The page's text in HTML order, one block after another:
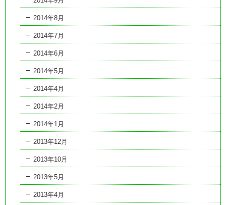
2014年8月
2014年7月
2014年6月
2014年5月
2014年4月
2014年2月
2014年1月
2013年12月
2013年10月
2013年5月
2013年4月